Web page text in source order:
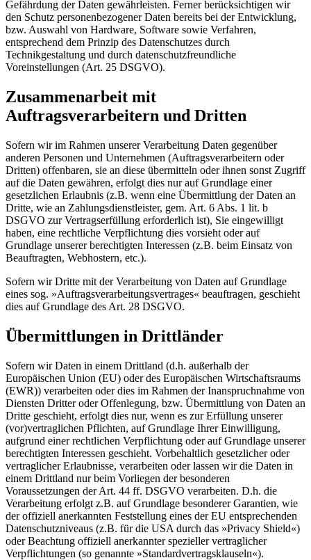
Gefährdung der Daten gewährleisten. Ferner berücksichtigen wir
den Schutz personenbezogener Daten bereits bei der Entwicklung,
bzw. Auswahl von Hardware, Software sowie Verfahren,
entsprechend dem Prinzip des Datenschutzes durch
Technikgestaltung und durch datenschutzfreundliche
Voreinstellungen (Art. 25 DSGVO).
Zusammenarbeit mit
Auftragsverarbeitern und Dritten
Sofern wir im Rahmen unserer Verarbeitung Daten gegenüber
anderen Personen und Unternehmen (Auftragsverarbeitern oder
Dritten) offenbaren, sie an diese übermitteln oder ihnen sonst Zugriff
auf die Daten gewähren, erfolgt dies nur auf Grundlage einer
gesetzlichen Erlaubnis (z.B. wenn eine Übermittlung der Daten an
Dritte, wie an Zahlungsdienstleister, gem. Art. 6 Abs. 1 lit. b
DSGVO zur Vertragserfüllung erforderlich ist), Sie eingewilligt
haben, eine rechtliche Verpflichtung dies vorsieht oder auf
Grundlage unserer berechtigten Interessen (z.B. beim Einsatz von
Beauftragten, Webhostern, etc.).
Sofern wir Dritte mit der Verarbeitung von Daten auf Grundlage
eines sog. »Auftragsverarbeitungsvertrages« beauftragen, geschieht
dies auf Grundlage des Art. 28 DSGVO.
Übermittlungen in Drittländer
Sofern wir Daten in einem Drittland (d.h. außerhalb der
Europäischen Union (EU) oder des Europäischen Wirtschaftsraums
(EWR)) verarbeiten oder dies im Rahmen der Inanspruchnahme von
Diensten Dritter oder Offenlegung, bzw. Übermittlung von Daten an
Dritte geschieht, erfolgt dies nur, wenn es zur Erfüllung unserer
(vor)vertraglichen Pflichten, auf Grundlage Ihrer Einwilligung,
aufgrund einer rechtlichen Verpflichtung oder auf Grundlage unserer
berechtigten Interessen geschieht. Vorbehaltlich gesetzlicher oder
vertraglicher Erlaubnisse, verarbeiten oder lassen wir die Daten in
einem Drittland nur beim Vorliegen der besonderen
Voraussetzungen der Art. 44 ff. DSGVO verarbeiten. D.h. die
Verarbeitung erfolgt z.B. auf Grundlage besonderer Garantien, wie
der offiziell anerkannten Feststellung eines der EU entsprechenden
Datenschutzniveaus (z.B. für die USA durch das »Privacy Shield«)
oder Beachtung offiziell anerkannter spezieller vertraglicher
Verpflichtungen (so genannte »Standardvertragsklauseln«).